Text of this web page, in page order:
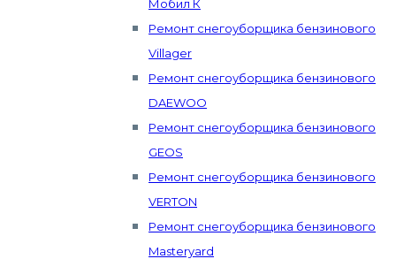
Мобил К
Ремонт снегоуборщика бензинового
Villager
Ремонт снегоуборщика бензинового
DAEWOO
Ремонт снегоуборщика бензинового
GEOS
Ремонт снегоуборщика бензинового
VERTON
Ремонт снегоуборщика бензинового
Masteryard